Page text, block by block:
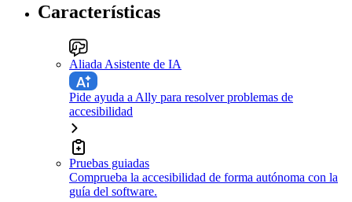
Características
Aliada Asistente de IA
Pide ayuda a Ally para resolver problemas de
accesibilidad
Pruebas guiadas
Comprueba la accesibilidad de forma autónoma con la
guía del software.